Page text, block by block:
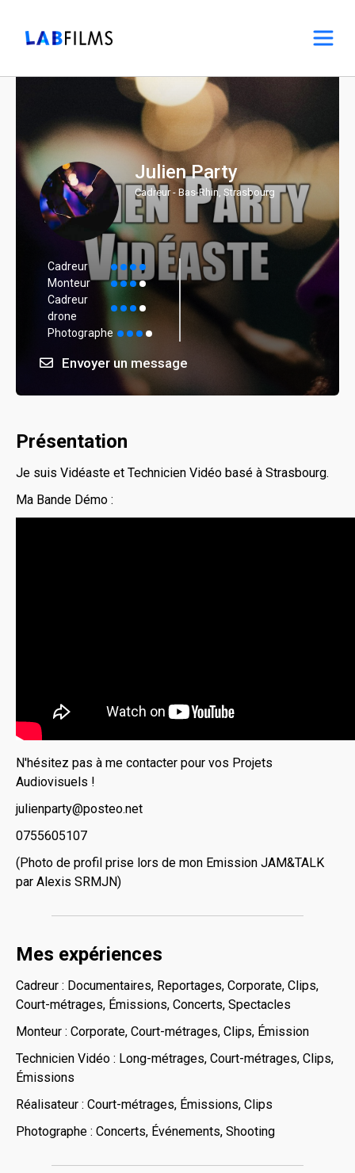
Julien Party
Cadreur - Bas-Rhin, Strasbourg
Cadreur
Monteur
Cadreur
drone
Photographe
Envoyer un message
Présentation
Je suis Vidéaste et Technicien Vidéo basé à Strasbourg.
Ma Bande Démo :
N'hésitez pas à me contacter pour vos Projets
Audiovisuels !
julienparty@posteo.net
0755605107
(Photo de profil prise lors de mon Emission JAM&TALK
par Alexis SRMJN)
Mes expériences
Cadreur : Documentaires, Reportages, Corporate, Clips,
Court-métrages, Émissions, Concerts, Spectacles
Monteur : Corporate, Court-métrages, Clips, Émission
Technicien Vidéo : Long-métrages, Court-métrages, Clips,
Émissions
Réalisateur : Court-métrages, Émissions, Clips
Photographe : Concerts, Événements, Shooting